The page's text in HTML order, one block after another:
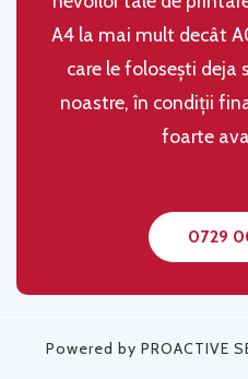
A4 la mai mult decât
care le folosești deja
noastre, în condiţii
foarte
0729
Powered by PROACTIVE